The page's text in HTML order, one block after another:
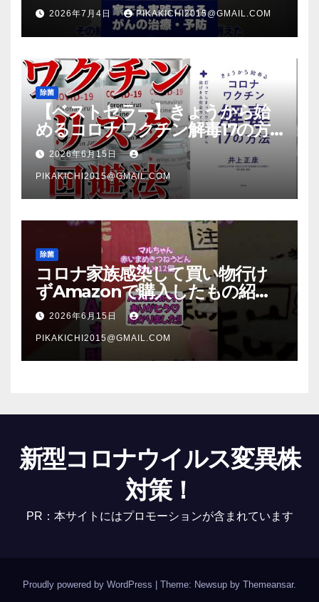
2026年7月4日 PIKAKICHI2015@GMAIL.COM
除菌
【ベストセラー】きょうから始
めるコロナワクチン解毒17の方
法【本要約】
2026年6月15日
PIKAKICHI2015@GMAIL.COM
除菌
コロナ家族感染して買い物行け
ずAmazonで購入したもの紹
介 #Shorts
2026年6月15日
PIKAKICHI2015@GMAIL.COM
新型コロナウイルス変異株
対策！
PR：本サイトにはプロモーションが含まれています
Proudly powered by WordPress | Theme: Newsup by Themeansar.